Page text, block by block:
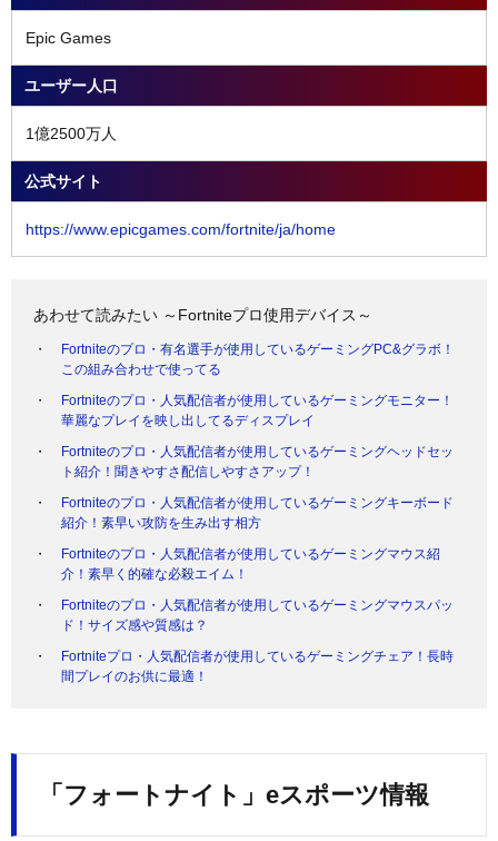
Epic Games
ユーザー人口
1億2500万人
公式サイト
https://www.epicgames.com/fortnite/ja/home
あわせて読みたい ～Fortniteプロ使用デバイス～
Fortniteのプロ・有名選手が使用しているゲーミングPC&グラボ！
この組み合わせで使ってる
Fortniteのプロ・人気配信者が使用しているゲーミングモニター！
華麗なプレイを映し出してるディスプレイ
Fortniteのプロ・人気配信者が使用しているゲーミングヘッドセッ
ト紹介！聞きやすさ配信しやすさアップ！
Fortniteのプロ・人気配信者が使用しているゲーミングキーボード
紹介！素早い攻防を生み出す相方
Fortniteのプロ・人気配信者が使用しているゲーミングマウス紹
介！素早く的確な必殺エイム！
Fortniteのプロ・人気配信者が使用しているゲーミングマウスパッ
ド！サイズ感や質感は？
Fortniteプロ・人気配信者が使用しているゲーミングチェア！長時
間プレイのお供に最適！
「フォートナイト」eスポーツ情報